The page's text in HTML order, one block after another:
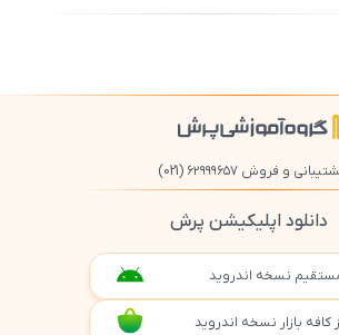
و فروش ۶۲۹۹۹۶۵۷ (021)
دانلود اپلیکیشن پرش
مستقیم نسخه اندروید
کافه بازار نسخه اندروید